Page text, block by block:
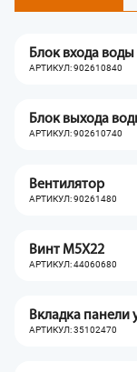
Блок входа воды
АРТИКУЛ: 902610840
Блок выхода
АРТИКУЛ: 902610740
Вентилятор
АРТИКУЛ: 90261480
Винт M5X22
АРТИКУЛ: 44060680
Вкладка панели
АРТИКУЛ: 35102470